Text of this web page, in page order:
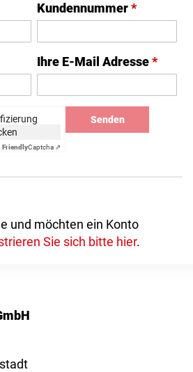
Kundennummer*
Ihre E-Mail Adresse*
FriendlyCaptcha ⇗
Senden
und möchten ein Konto
Sie sich bitte hier.